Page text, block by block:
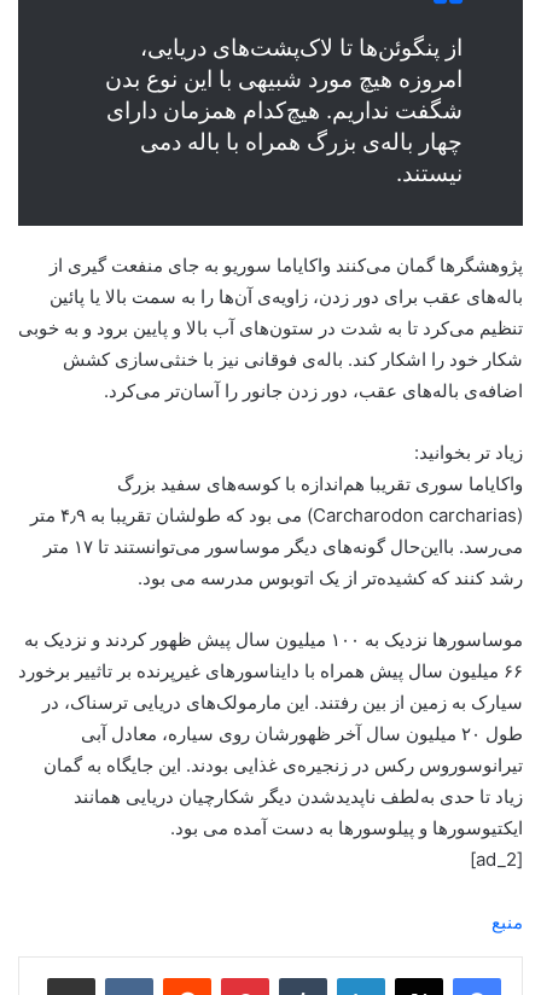
از پنگوئن‌ها تا لاک‌پشت‌های دریایی،
امروزه هیچ مورد شبیهی با این نوع بدن
شگفت نداریم. هیچ‌کدام همزمان دارای
چهار باله‌ی بزرگ همراه با باله دمی
نیستند.
پژوهشگرها گمان می‌‌کنند واکایاما سوریو به جای منفعت گیری از
باله‌های عقب برای دور زدن، زاویه‌ی آن‌ها را به سمت بالا یا پائین
تنظیم می‌کرد تا به شدت در ستون‌های آب بالا و پایین برود و به خوبی
شکار خود را اشکار کند. باله‌ی فوقانی نیز با خنثی‌سازی کشش
اضافه‌ی باله‌های عقب، دور زدن جانور را آسان‌تر می‌کرد.
زیاد تر بخوانید:
واکایاما سوری تقریبا هم‌اندازه با کوسه‌های سفید بزرگ
(Carcharodon carcharias) می بود که طولشان تقریبا به ۴٫۹ متر
می‌رسد. بااین‌حال گونه‌های دیگر موساسور می‌توانستند تا ۱۷ متر
رشد کنند که کشیده‌تر از یک اتوبوس مدرسه می بود.
موساسورها نزدیک به ۱۰۰ میلیون سال پیش ظهور کردند و نزدیک به
۶۶ میلیون سال پیش همراه با دایناسورهای غیرپرنده بر تاثییر برخورد
سیارک به زمین از بین رفتند. این مارمولک‌های دریایی ترسناک، در
طول ۲۰ میلیون سال آخر ظهورشان روی سیاره، معادل آبی
تیرانوسوروس رکس در زنجیره‌ی غذایی بودند. این جایگاه به گمان
زیاد تا حدی به‌لطف ناپدیدشدن دیگر شکارچیان دریایی همانند
ایکتیوسورها و پیلوسورها به دست آمده می بود.
[ad_2]
منبع